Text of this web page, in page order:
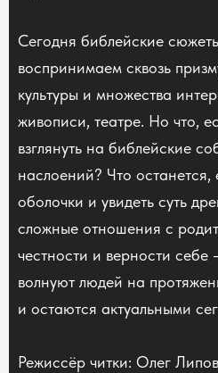
Сегодня библейские
воспринимаем сквозь
культуры и множества
живописи, театре. Но что,
взглянуть на библейские
наслоений? Что
оболочки и увидеть суть
сложные отношения с
честности и верности
волнуют людей на
и остаются актуальными
Режиссёр читки: Олег